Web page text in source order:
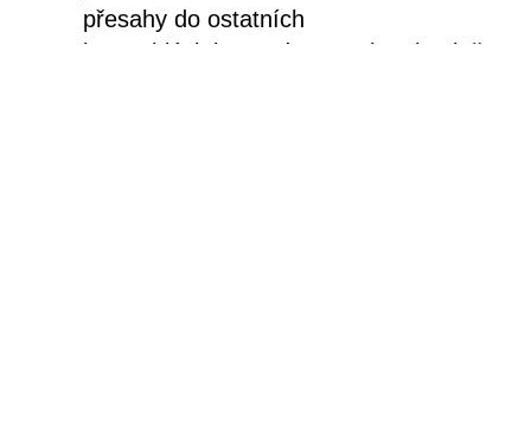
přesahy do ostatních
lze se hlásit i v tandemu nebo skupině